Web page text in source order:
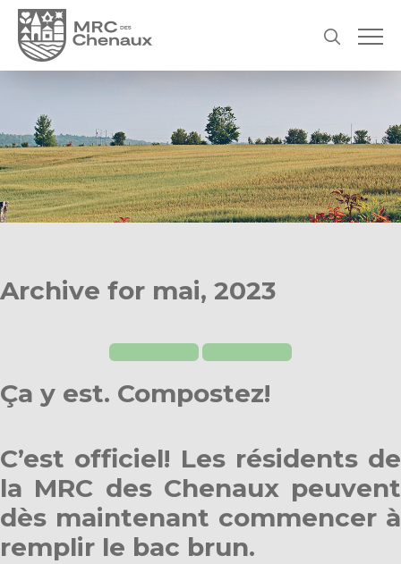
Archive for mai, 2023
Ça y est. Compostez!
C’est officiel! Les résidents de
la MRC des Chenaux peuvent
dès maintenant commencer à
remplir le bac brun.